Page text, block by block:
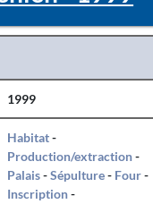
1999
Habitat-
Production/extraction-
Palais-Sépulture- Four-
Inscription-